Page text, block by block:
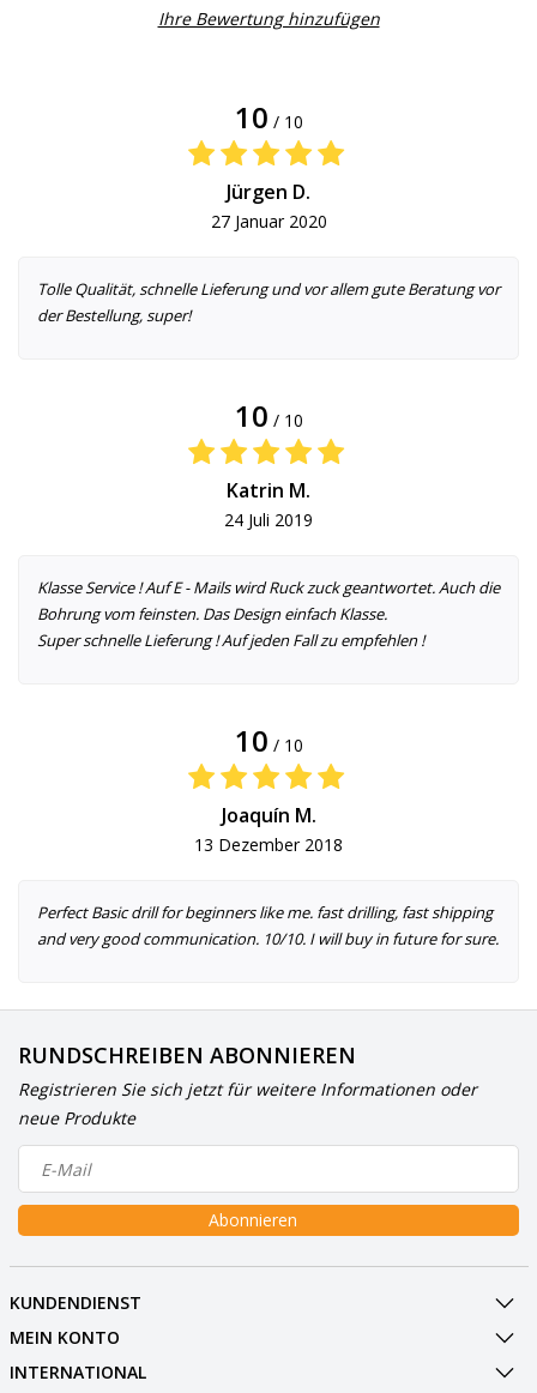
Ihre Bewertung hinzufügen
10 / 10
Jürgen D.
27 Januar 2020
Tolle Qualität, schnelle Lieferung und vor allem gute Beratung vor
der Bestellung, super!
10 / 10
Katrin M.
24 Juli 2019
Klasse Service ! Auf E - Mails wird Ruck zuck geantwortet. Auch die
Bohrung vom feinsten. Das Design einfach Klasse.
Super schnelle Lieferung ! Auf jeden Fall zu empfehlen !
10 / 10
Joaquín M.
13 Dezember 2018
Perfect Basic drill for beginners like me. fast drilling, fast shipping
and very good communication. 10/10. I will buy in future for sure.
RUNDSCHREIBEN ABONNIEREN
Registrieren Sie sich jetzt für weitere Informationen oder
neue Produkte
Abonnieren
KUNDENDIENST
MEIN KONTO
INTERNATIONAL